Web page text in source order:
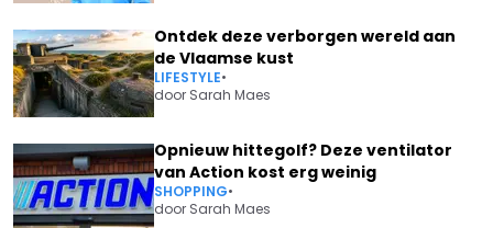
Ontdek deze verborgen wereld aan
de Vlaamse kust
LIFESTYLE•
door Sarah Maes
Opnieuw hittegolf? Deze ventilator
van Action kost erg weinig
SHOPPING•
door Sarah Maes